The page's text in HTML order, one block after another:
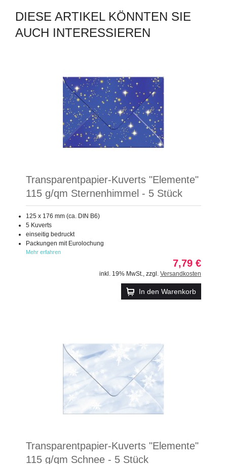
DIESE ARTIKEL KÖNNTEN SIE
AUCH INTERESSIEREN
Transparentpapier-Kuverts "Elemente"
115 g/qm Sternenhimmel - 5 Stück
125 x 176 mm (ca. DIN B6)
5 Kuverts
einseitig bedruckt
Packungen mit Eurolochung
Mehr erfahren
7,79 €
inkl. 19% MwSt. zzgl. Versandkosten
In den Warenkorb
Transparentpapier-Kuverts "Elemente"
115 g/qm Schnee - 5 Stück